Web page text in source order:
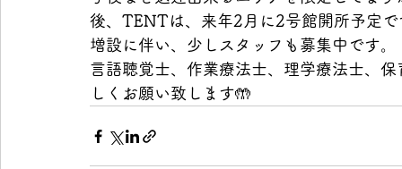
後、TENTは、来年2月に2号館開所予定で
増設に伴い、少しスタッフも募集中です。
言語聴覚士、作業療法士、理学療法士、
しくお願い致します🤲